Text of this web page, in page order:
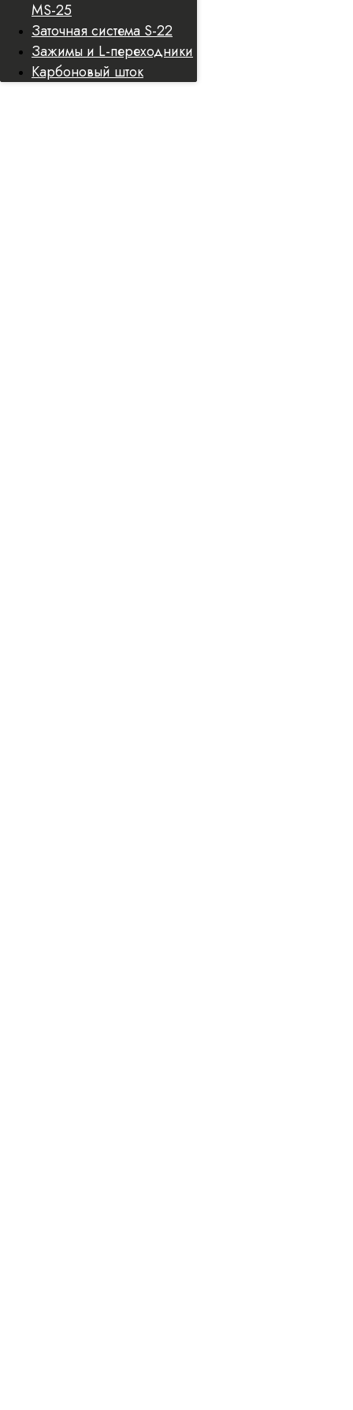
MS-25
Заточная система S-22
Зажимы и L-переходники
Карбоновый шток